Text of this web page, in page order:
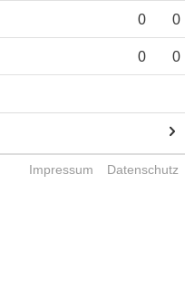
0 0
0 0
Impressum Datenschutz